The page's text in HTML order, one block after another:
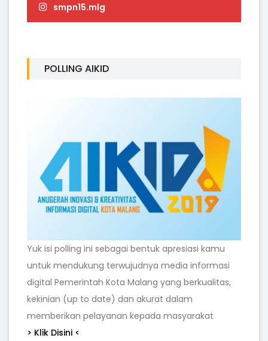
smpn15.mlg
POLLING AIKID
Yuk isi polling ini sebagai bentuk apresiasi kamu
untuk mendukung terwujudnya media informasi
digital Pemerintah Kota Malang yang berkualitas,
kekinian (up to date) dan akurat dalam
memberikan pelayanan kepada masyarakat
> Klik Disini <